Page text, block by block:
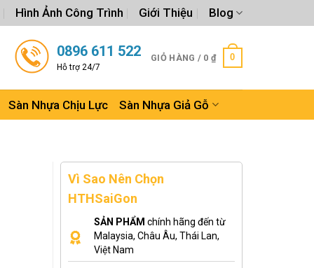
Hình Ảnh Công Trình Giới Thiệu Blog
0896 611 522
Hỗ trợ 24/7
GIỎ HÀNG / 0 ₫ 0
Sàn Nhựa Chịu Lực Sàn Nhựa Giả Gỗ
Vì Sao Nên Chọn
HTHSaiGon
SẢN PHẨM chính hãng đến từ
Malaysia, Châu Âu, Thái Lan,
Việt Nam